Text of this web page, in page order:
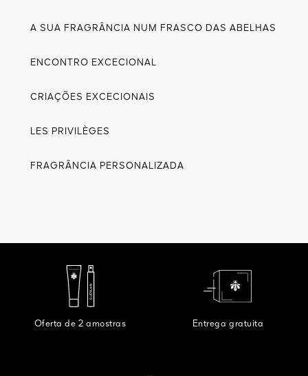
A SUA FRAGRÂNCIA NUM FRASCO DAS ABELHAS
ENCONTRO EXCECIONAL
CRIAÇÕES EXCECIONAIS
LES PRIVILÈGES
FRAGRÂNCIA PERSONALIZADA
Oferta de 2 amostras Entrega gratuita